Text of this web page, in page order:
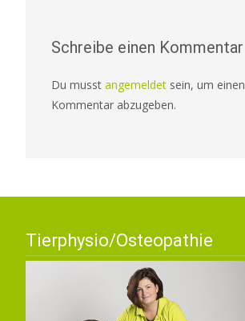
Schreibe einen Kommentar
Du musst angemeldet sein, um einen
Kommentar abzugeben.
Tierphysio/Osteopathie